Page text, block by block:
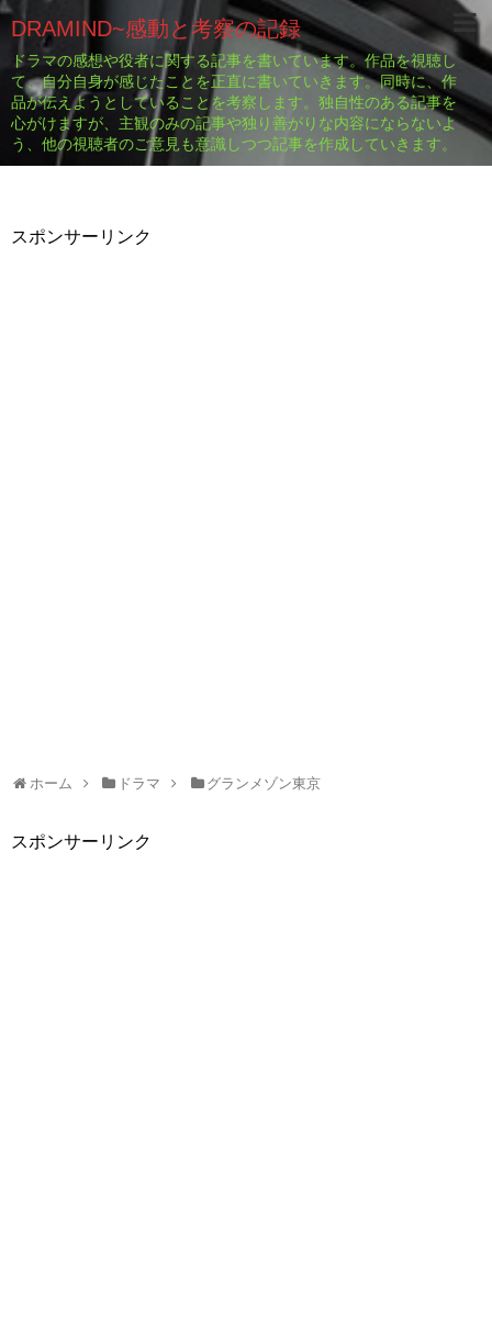
DRAMIND~感動と考察の記録
ドラマの感想や役者に関する記事を書いています。作品を視聴し
て、自分自身が感じたことを正直に書いていきます。同時に、作
品が伝えようとしていることを考察します。独自性のある記事を
心がけますが、主観のみの記事や独り善がりな内容にならないよ
う、他の視聴者のご意見も意識しつつ記事を作成していきます。
スポンサーリンク
ホーム ドラマ グランメゾン東京
スポンサーリンク